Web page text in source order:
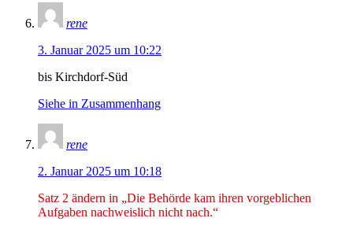
rene
3. Januar 2025 um 10:22
bis Kirchdorf-Süd
Siehe in Zusammenhang
rene
2. Januar 2025 um 10:18
Satz 2 ändern in „Die Behörde kam ihren vorgeblichen
Aufgaben nachweislich nicht nach.“